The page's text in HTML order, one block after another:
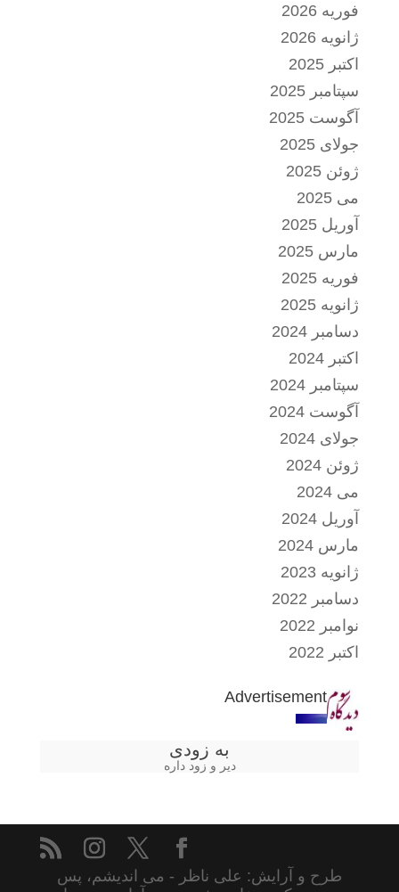
فوریه 2026
ژانویه 2026
اکتبر 2025
سپتامبر 2025
آگوست 2025
جولای 2025
ژوئن 2025
می 2025
آوریل 2025
مارس 2025
فوریه 2025
ژانویه 2025
دسامبر 2024
اکتبر 2024
سپتامبر 2024
آگوست 2024
جولای 2024
ژوئن 2024
می 2024
آوریل 2024
مارس 2024
ژانویه 2023
دسامبر 2022
نوامبر 2022
اکتبر 2022
Advertisement
به زودی
دیر و زود داره
طرح و آرایش: علی ناظر - می اندیشم، پس